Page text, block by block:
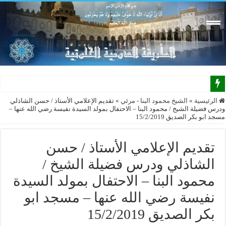
الرئيسية » الشيخ محمود البنا - مرئي » تقديم الإعلامي الأستاذ / حسن الشاذلي
ودرس فضيلة الشيخ / محمود البنا – الاحتفال بمولد السيدة نفيسة رضي الله عنها –
مسجد ابو بكر الصديق 15/2/2019
تقديم الإعلامي الأستاذ / حسن
الشاذلي ودرس فضيلة الشيخ /
محمود البنا – الاحتفال بمولد السيدة
نفيسة رضي الله عنها – مسجد ابو
بكر الصديق 15/2/2019